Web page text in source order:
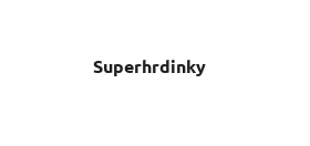
Superhrdinky